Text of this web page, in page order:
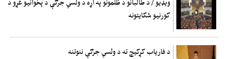
کورنیو شکایتونه
د فاریاب کړکیچ ته د ولسي جرګې ننوتنه